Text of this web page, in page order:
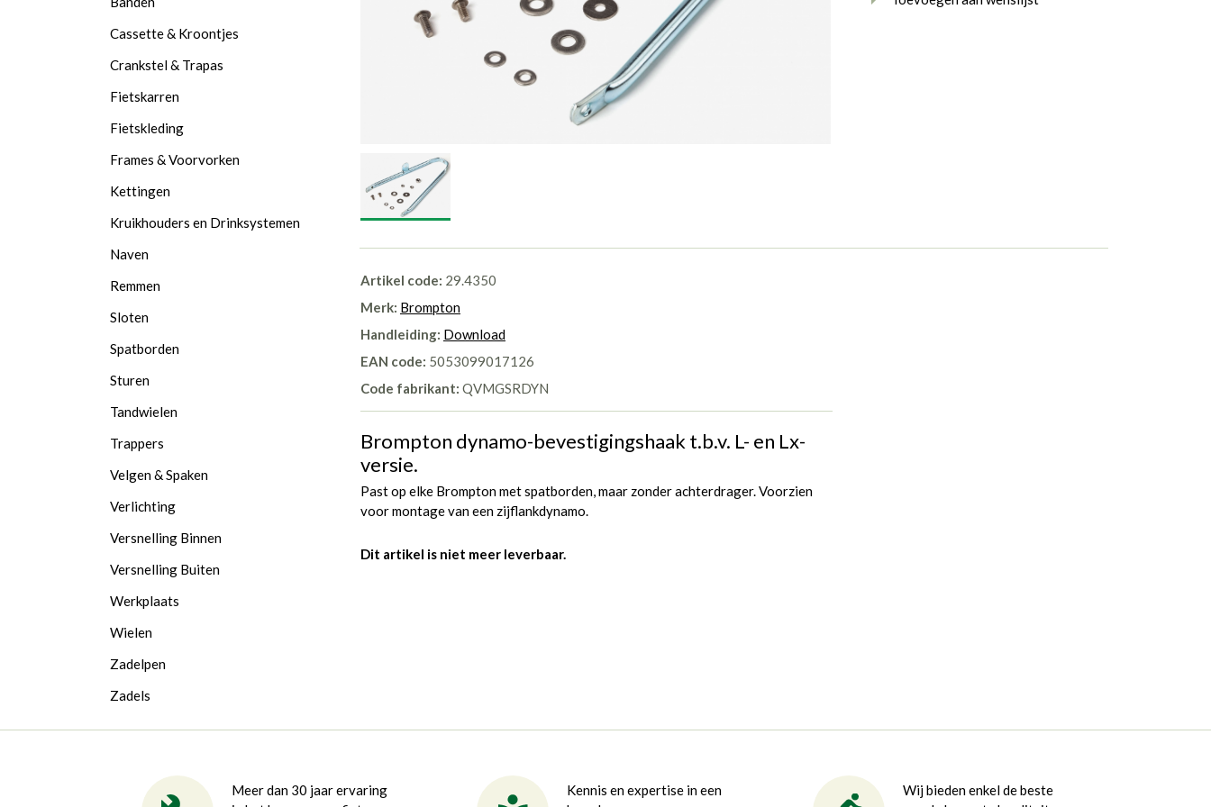
Artikel code: 29.4350
Merk: Brompton
Handleiding: Download
EAN code: 5053099017126
Code fabrikant: QVMGSRDYN
Brompton dynamo-bevestigingshaak t.b.v. L- en Lx-
versie.
Past op elke Brompton met spatborden, maar zonder achterdrager. Voorzien
voor montage van een zijflankdynamo.
Dit artikel is niet meer leverbaar.
Cassette & Kroontjes
Crankstel & Trapas
Fietskarren
Fietskleding
Frames & Voorvorken
Kettingen
Kruikhouders en Drinksystemen
Naven
Remmen
Sloten
Spatborden
Sturen
Tandwielen
Trappers
Velgen & Spaken
Verlichting
Versnelling Binnen
Versnelling Buiten
Werkplaats
Wielen
Zadelpen
Zadels
Meer dan 30 jaar ervaring
Kennis en expertise in een
Wij bieden enkel de beste